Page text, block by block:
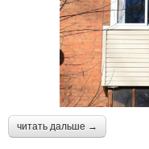
читать дальше →